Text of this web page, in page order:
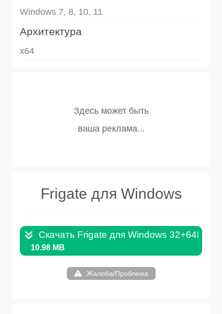
Windows 7, 8, 10, 11
Архитектура
x64
Frigate для Windows
Скачать Frigate для Windows 32+64Bit
10.98 MB
Жалоба/Проблема